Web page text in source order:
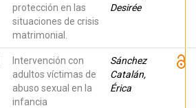
protección en las
situaciones de crisis
matrimonial.
Desirée
Intervención con
adultos víctimas de
abuso sexual en la
infancia
Sánchez
Catalán,
Érica